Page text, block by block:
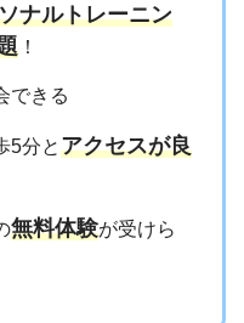
ナルトレーニン
！
できる
5分とアクセスが良
無料体験が受けら